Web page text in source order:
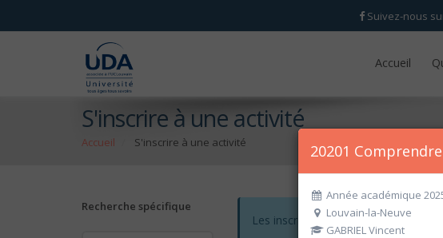
Suivez-nous
Accueil
Accueil
S'inscrire à une activité
Accueil S'inscrire à une activité
Recherche spécifique
Les inscriptions pour l'année
20201
Année académique
Louvain-la-Neuve
GABRIEL Vincent